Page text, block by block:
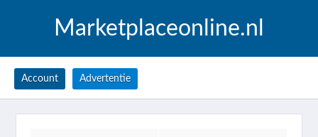
Marketplaceonline.nl
Account Advertentie